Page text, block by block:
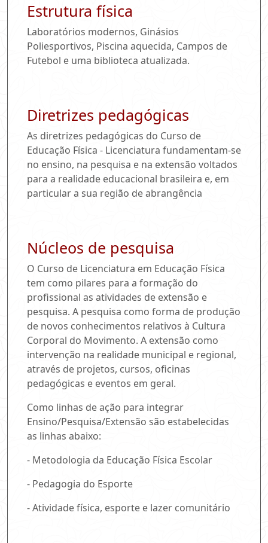
Estrutura física
Laboratórios modernos, Ginásios
Poliesportivos, Piscina aquecida, Campos de
Futebol e uma biblioteca atualizada.
Diretrizes pedagógicas
As diretrizes pedagógicas do Curso de
Educação Física - Licenciatura fundamentam-se
no ensino, na pesquisa e na extensão voltados
para a realidade educacional brasileira e, em
particular a sua região de abrangência
Núcleos de pesquisa
O Curso de Licenciatura em Educação Física
tem como pilares para a formação do
profissional as atividades de extensão e
pesquisa. A pesquisa como forma de produção
de novos conhecimentos relativos à Cultura
Corporal do Movimento. A extensão como
intervenção na realidade municipal e regional,
através de projetos, cursos, oficinas
pedagógicas e eventos em geral.
Como linhas de ação para integrar
Ensino/Pesquisa/Extensão são estabelecidas
as linhas abaixo:
- Metodologia da Educação Física Escolar
- Pedagogia do Esporte
- Atividade física, esporte e lazer comunitário